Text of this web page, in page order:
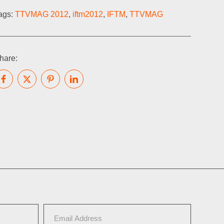
TTVMAG 2012, iftm2012, IFTM,TTVMAG